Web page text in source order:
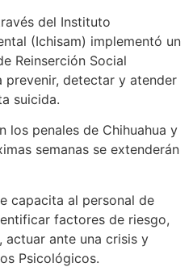
del Instituto
(Ichisam) implementó un
Reinserción Social
prevenir, detectar y atender
suicida.
los penales de Chihuahua y
semanas se extenderán
capacita al personal de
factores de riesgo,
actuar ante una crisis y
Psicológicos.